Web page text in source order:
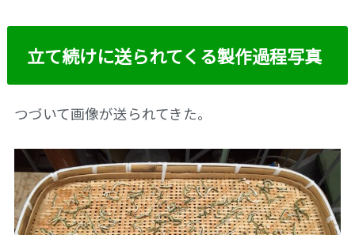
立て続けに送られてくる製作過程写真
つづいて画像が送られてきた。